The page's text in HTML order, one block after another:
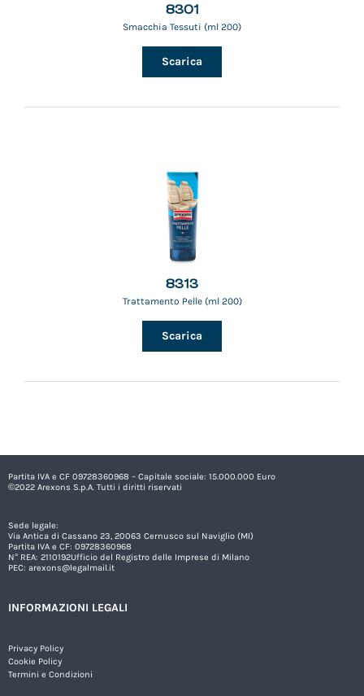
8301
Smacchia Tessuti (ml 200)
Scarica
8313
Trattamento Pelle (ml 200)
Scarica
Partita IVA e CF 09728360968 – Capitale sociale: 15.000.000 Euro
©2022 Arexons S.p.A. Tutti i diritti riservati
Sede legale:
Via Antica di Cassano 23, 20063 Cernusco sul Naviglio (MI)
Partita IVA e CF: 09728360968
N° REA: 2110192Ufficio del Registro delle Imprese di Milano
PEC: arexons@legalmail.it
INFORMAZIONI LEGALI
Privacy Policy
Cookie Policy
Termini e Condizioni